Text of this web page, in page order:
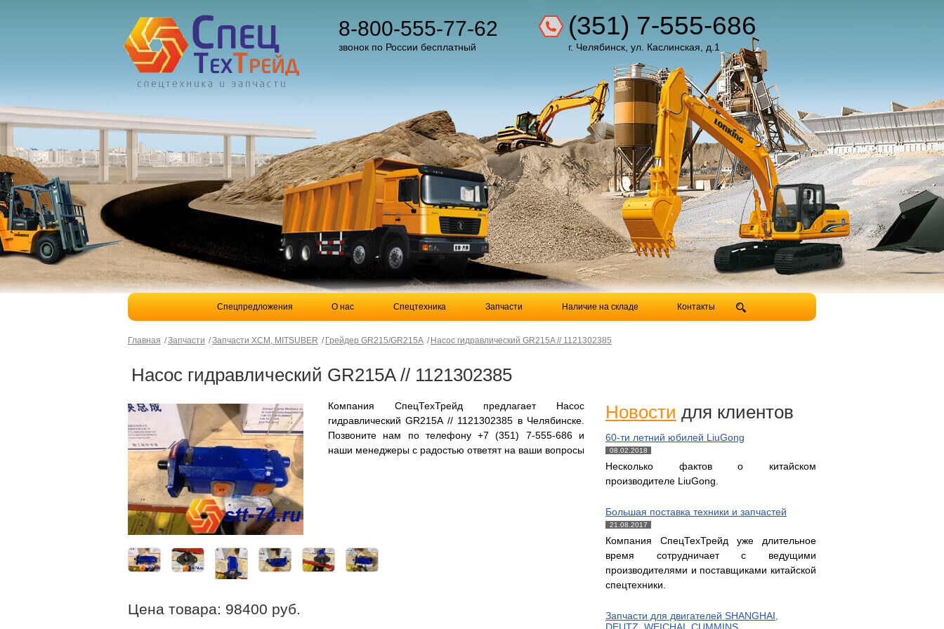
(351) 7-555-686
г. Челябинск, ул. Каслинская, д.1
8-800-555-77-62
звонок по России бесплатный
Спецпредложения О нас Спецтехника Запчасти Наличие на складе Контакты
Главная Запчасти Запчасти XCM, MITSUBER Грейдер GR215/GR215A Насос гидравлический GR215A // 1121302385
Насос гидравлический GR215A // 1121302385
Компания СпецТехТрейд предлагает Насос
гидравлический GR215A // 1121302385 в Челябинске.
Позвоните нам по телефону +7 (351) 7-555-686 и
наши менеджеры с радостью ответят на ваши вопросы
Цена товара: 98400 руб.
Новости для клиентов
60-ти летний юбилей LiuGong
08.02.2018
Несколько фактов о китайском
производителе LiuGong.
Большая поставка техники и запчастей
21.08.2017
Компания СпецТехТрейд уже длительное
время сотрудничает с ведущими
производителями и поставщиками китайской
спецтехники.
Запчасти для двигателей SHANGHAI,